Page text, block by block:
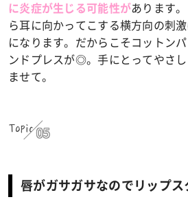
に炎症が生じる可能性があります
ら耳に向かってこする横方向の刺
になります。だからこそコットン
ンドプレスが◎。手にとってやさ
ませて。
Topic 05
唇がガサガサなのでリップス